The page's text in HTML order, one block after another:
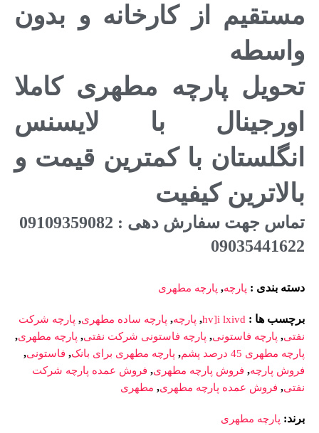
مستقیم از کارخانه و بدون
واسطه
تحویل پارچه مطهری کاملا
اورجینال با لایسنس
انگلستان با کمترین قیمت و
بالاترین کیفیت
تماس جهت سفارش دهی : 09109359082
09035441622
دسته بندی : پارچه, پارچه مطهری
برچسب ها :
hv]i lxivd
, پارچه, پارچه ساده مطهری, پارچه شرکت
نفتی, پارچه فاستونی, پارچه فاستونی شرکت نفتی, پارچه مطهری,
پارچه مطهری 45 درصد پشم , پارچه مطهری برای بانک, فاستونی,
فروش پارچه, فروش پارچه مطهری, فروش عمده پارچه شرکت
نفتی, فروش عمده پارچه مطهری, مطهری
برند: پارچه مطهری